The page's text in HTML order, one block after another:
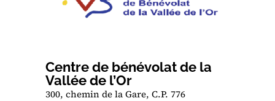
Centre de bénévolat de la
Vallée de l’Or
300, chemin de la Gare, C.P. 776